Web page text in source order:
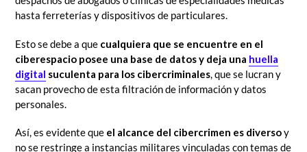
hasta ferreterías y dispositivos de particulares.
Esto se debe a que cualquiera que se encuentre en el
ciberespacio posee una base de datos y deja una huella
digital suculenta para los cibercriminales , que se lucran y
sacan provecho de esta filtración de información y datos
personales.
Así, es evidente que el alcance del cibercrimen es diversoy
no se restringe a instancias militares vinculadas con temas de